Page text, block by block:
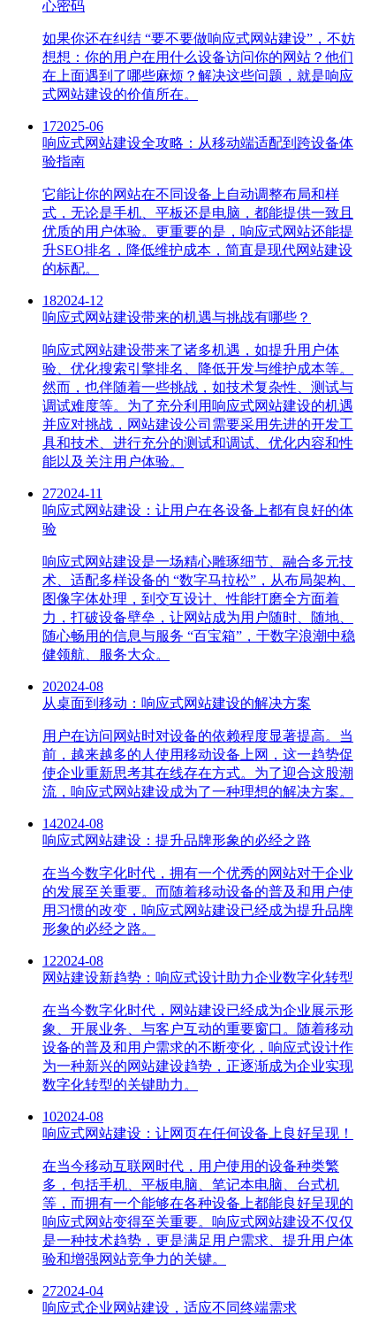
心密码
如果你还在纠结 “要不要做响应式网站建设”，不妨
想想：你的用户在用什么设备访问你的网站？他们
在上面遇到了哪些麻烦？解决这些问题，就是响应
式网站建设的价值所在。
172025-06
响应式网站建设全攻略：从移动端适配到跨设备体
验指南
它能让你的网站在不同设备上自动调整布局和样
式，无论是手机、平板还是电脑，都能提供一致且
优质的用户体验。更重要的是，响应式网站还能提
升SEO排名，降低维护成本，简直是现代网站建设
的标配。
182024-12
响应式网站建设带来的机遇与挑战有哪些？
响应式网站建设带来了诸多机遇，如提升用户体
验、优化搜索引擎排名、降低开发与维护成本等。
然而，也伴随着一些挑战，如技术复杂性、测试与
调试难度等。为了充分利用响应式网站建设的机遇
并应对挑战，网站建设公司需要采用先进的开发工
具和技术、进行充分的测试和调试、优化内容和性
能以及关注用户体验。
272024-11
响应式网站建设：让用户在各设备上都有良好的体
验
响应式网站建设是一场精心雕琢细节、融合多元技
术、适配多样设备的 “数字马拉松”，从布局架构、
图像字体处理，到交互设计、性能打磨全方面着
力，打破设备壁垒，让网站成为用户随时、随地、
随心畅用的信息与服务 “百宝箱”，于数字浪潮中稳
健领航、服务大众。
202024-08
从桌面到移动：响应式网站建设的解决方案
用户在访问网站时对设备的依赖程度显著提高。当
前，越来越多的人使用移动设备上网，这一趋势促
使企业重新思考其在线存在方式。为了迎合这股潮
流，响应式网站建设成为了一种理想的解决方案。
142024-08
响应式网站建设：提升品牌形象的必经之路
在当今数字化时代，拥有一个优秀的网站对于企业
的发展至关重要。而随着移动设备的普及和用户使
用习惯的改变，响应式网站建设已经成为提升品牌
形象的必经之路。
122024-08
网站建设新趋势：响应式设计助力企业数字化转型
在当今数字化时代，网站建设已经成为企业展示形
象、开展业务、与客户互动的重要窗口。随着移动
设备的普及和用户需求的不断变化，响应式设计作
为一种新兴的网站建设趋势，正逐渐成为企业实现
数字化转型的关键助力。
102024-08
响应式网站建设：让网页在任何设备上良好呈现！
在当今移动互联网时代，用户使用的设备种类繁
多，包括手机、平板电脑、笔记本电脑、台式机
等，而拥有一个能够在各种设备上都能良好呈现的
响应式网站变得至关重要。响应式网站建设不仅仅
是一种技术趋势，更是满足用户需求、提升用户体
验和增强网站竞争力的关键。
272024-04
响应式企业网站建设，适应不同终端需求